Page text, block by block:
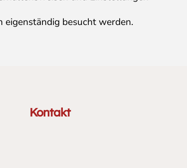
eigenständig besucht werden.
Kontakt